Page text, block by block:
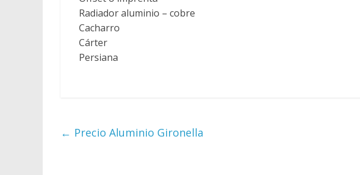
Radiador aluminio – cobre
Cacharro
Cárter
Persiana
← Precio Aluminio Gironella